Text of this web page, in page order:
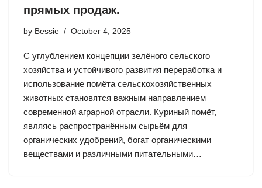
прямых продаж.
by Bessie October 4, 2025
С углублением концепции зелёного сельского
хозяйства и устойчивого развития переработка и
использование помёта сельскохозяйственных
животных становятся важным направлением
современной аграрной отрасли. Куриный помёт,
являясь распространённым сырьём для
органических удобрений, богат органическими
веществами и различными питательными…